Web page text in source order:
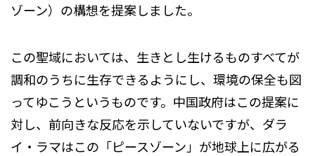
ゾーン）の構想を提案しました。
この聖域においては、生きとし生けるものすべてが
調和のうちに生存できるようにし、環境の保全も図
ってゆこうというものです。中国政府はこの提案に
対し、前向きな反応を示していないですが、ダラ
イ・ラマはこの「ピースゾーン」が地球上に広がる